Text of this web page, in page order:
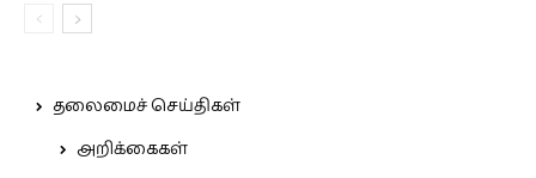
தலைமைச் செய்திகள்
அறிக்கைகள்